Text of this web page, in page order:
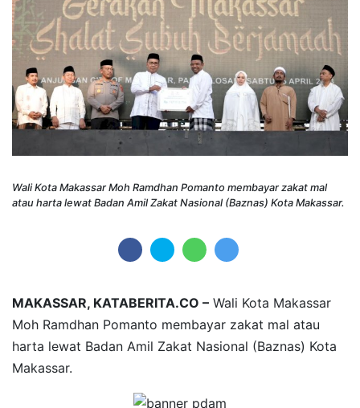
Wali Kota Makassar Moh Ramdhan Pomanto membayar zakat mal
atau harta lewat Badan Amil Zakat Nasional (Baznas) Kota Makassar.
MAKASSAR, KATABERITA.CO – Wali Kota Makassar
Moh Ramdhan Pomanto membayar zakat mal atau
harta lewat Badan Amil Zakat Nasional (Baznas) Kota
Makassar.